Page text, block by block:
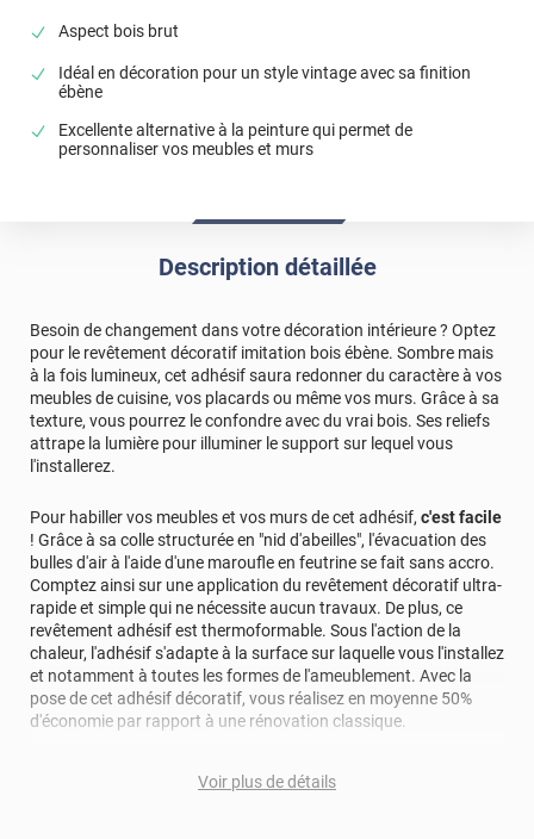
Aspect bois brut
Idéal en décoration pour un style vintage avec sa finition
ébène
Excellente alternative à la peinture qui permet de
personnaliser vos meubles et murs
Description détaillée
Besoin de changement dans votre décoration intérieure ? Optez
pour le revêtement décoratif imitation bois ébène. Sombre mais
à la fois lumineux, cet adhésif saura redonner du caractère à vos
meubles de cuisine, vos placards ou même vos murs. Grâce à sa
texture, vous pourrez le confondre avec du vrai bois. Ses reliefs
attrape la lumière pour illuminer le support sur lequel vous
l'installerez.
Pour habiller vos meubles et vos murs de cet adhésif, c'est facile
! Grâce à sa colle structurée en "nid d'abeilles", l'évacuation des
bulles d'air à l'aide d'une maroufle en feutrine se fait sans accro.
Comptez ainsi sur une application du revêtement décoratif ultra-
rapide et simple qui ne nécessite aucun travaux. De plus, ce
revêtement adhésif est thermoformable. Sous l'action de la
chaleur, l'adhésif s'adapte à la surface sur laquelle vous l'installez
et notamment à toutes les formes de l'ameublement. Avec la
pose de cet adhésif décoratif, vous réalisez en moyenne 50%
d'économie par rapport à une rénovation classique.
Pour donner une seconde jeunesse à vos murs ou meubles,
comptez sur ce vinyl de haute qualité avec une excellente
Voir plus de détails